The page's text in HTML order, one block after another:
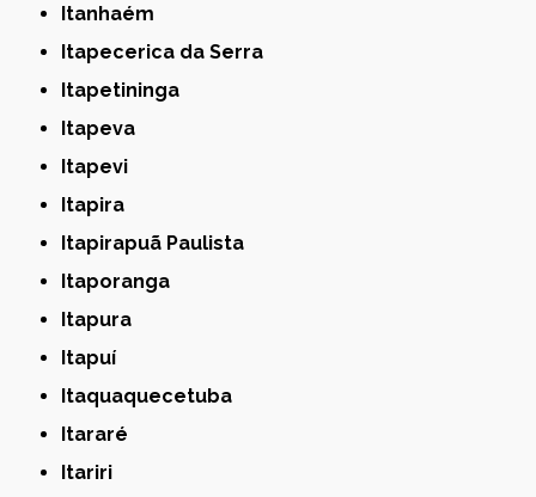
Itanhaém
Itapecerica da Serra
Itapetininga
Itapeva
Itapevi
Itapira
Itapirapuã Paulista
Itaporanga
Itapura
Itapuí
Itaquaquecetuba
Itararé
Itariri